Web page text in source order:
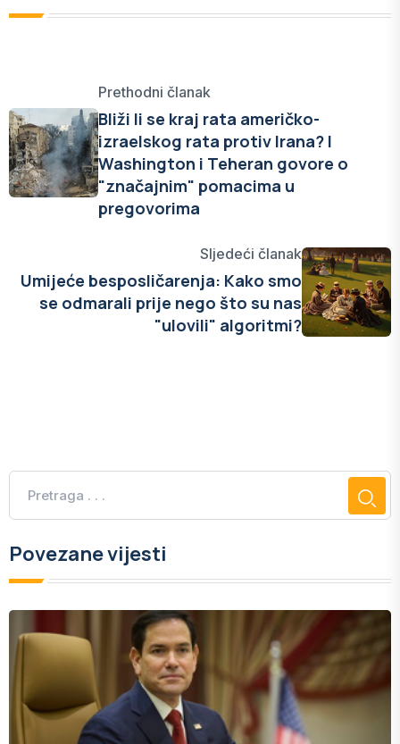
Prethodni članak
Bliži li se kraj rata američko-
izraelskog rata protiv Irana? I
Washington i Teheran govore o
"značajnim" pomacima u
pregovorima
Sljedeći članak
Umijeće besposličarenja: Kako smo
se odmarali prije nego što su nas
"ulovili" algoritmi?
Povezane vijesti